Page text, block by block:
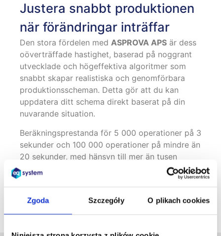
Zgoda Szczegóły O plikach cookies
Justera snabbt produktionen
när förändringar inträffar
Den stora fördelen med ASPROVA APS är dess
oöverträffade hastighet, baserad på noggrant
utvecklade och högeffektiva algoritmer som
snabbt skapar realistiska och genomförbara
produktionsscheman. Detta gör att du kan
uppdatera ditt schema direkt baserat på din
nuvarande situation.
Beräkningsprestanda för 5 000 operationer på 3
sekunder och 100 000 operationer på mindre än
20 sekunder, med hänsyn till mer än tusen
parametrar i varje produktionsorder, set
ASPROVAn
värld den snabbaste produktion